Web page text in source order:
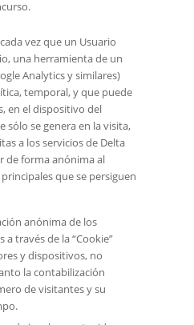
cada vez que un Usuario
una herramienta de un
Analytics y similares)
temporal, y que puede
en el dispositivo del
sólo se genera en la visita,
a los servicios de Delta
de forma anónima al
que se persiguen
anónima de los
a través de la “Cookie”
y dispositivos, no
la contabilización
de visitantes y su